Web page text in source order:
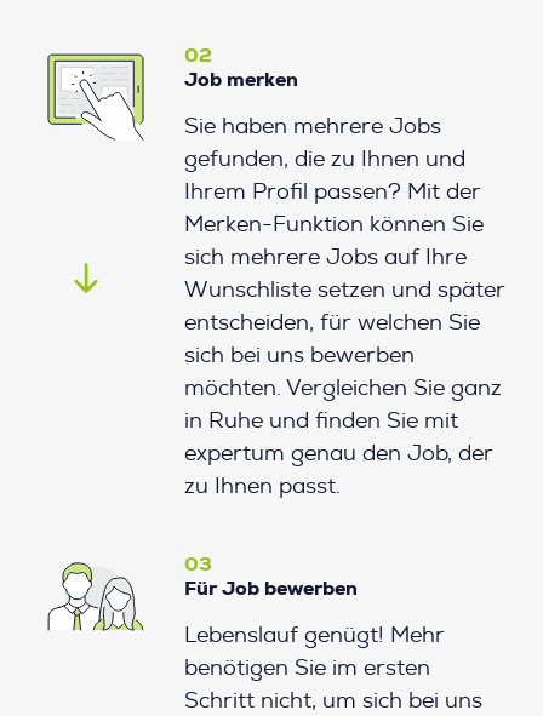
02
Job merken
Sie haben mehrere Jobs
gefunden, die zu Ihnen und
Ihrem Profil passen? Mit der
Merken-Funktion können Sie
sich mehrere Jobs auf Ihre
Wunschliste setzen und später
entscheiden, für welchen Sie
sich bei uns bewerben
möchten. Vergleichen Sie ganz
in Ruhe und finden Sie mit
expertum genau den Job, der
zu Ihnen passt.
03
Für Job bewerben
Lebenslauf genügt! Mehr
benötigen Sie im ersten
Schritt nicht, um sich bei uns